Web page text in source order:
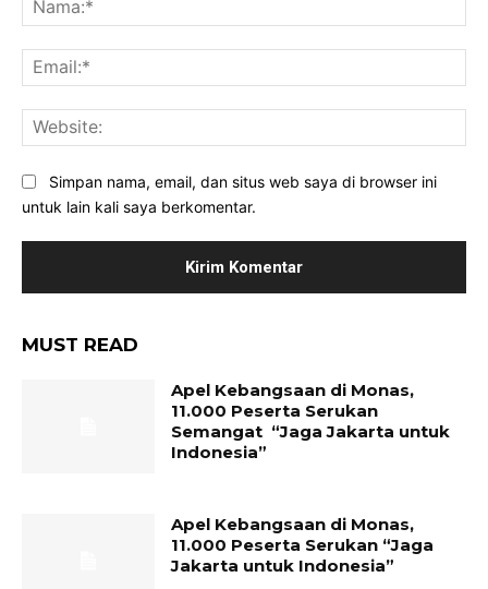
Simpan nama, email, dan situs web saya di browser ini
untuk lain kali saya berkomentar.
MUST READ
Apel Kebangsaan di Monas,
11.000 Peserta Serukan
Semangat “Jaga Jakarta untuk
Indonesia”
Apel Kebangsaan di Monas,
11.000 Peserta Serukan “Jaga
Jakarta untuk Indonesia”